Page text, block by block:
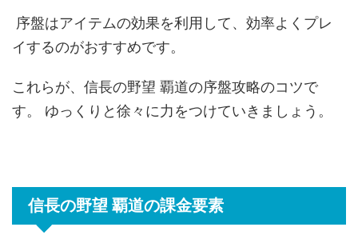
序盤はアイテムの効果を利用して、効率よくプレ
イするのがおすすめです。
これらが、信長の野望 覇道の序盤攻略のコツで
す。 ゆっくりと徐々に力をつけていきましょう。
信長の野望 覇道の課金要素